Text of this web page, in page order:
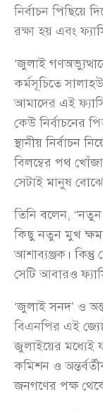
নির্বাচন পিছিয়ে
রক্ষা হয় এবং
‘জুলাই
কর্মসূচিতে
আমাদের এই
কেউ নির্বাচনের
স্থানীয় নির্বাচন
বিলম্বের পথ
সেটাই মানুষ বোঝে
তিনি বলেন, “নতুন
কিছু নতুন মুখ
আশাব্যঞ্জক। কিন্তু
সেটি আবারও
‘জুলাই সনদ’ ও
বিএনপির এই
জুলাইয়ের মধ্যেই
কমিশন ও
জনগণের পক্ষ থেকে